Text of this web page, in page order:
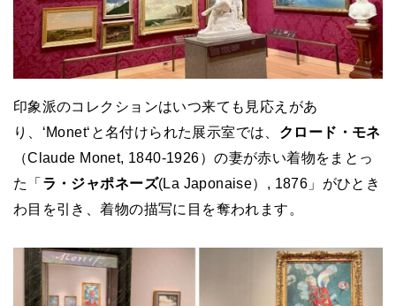
印象派のコレクションはいつ来ても見応えがあ
り、‘Monet‘と名付けられた展示室では、 クロード・モネ
（Claude Monet, 1840-1926）の妻が赤い着物をまとっ
た「ラ・ジャポネーズ(La Japonaise）, 1876」がひとき
わ目を引き、着物の描写に目を奪われます。